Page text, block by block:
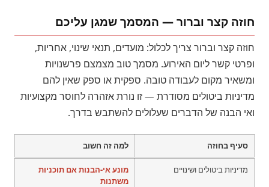
חוזה קצר וברור — המסמך שמגן עליכם
חוזה קצר וברור צריך לכלול: מועדים, תנאי שינוי, אחריות,
ופרטי קשר ליום האירוע. מסמך טוב מצמצם פרשנויות
ומשאיר מקום לעבודה טובה. ספקית או ספק שאין להם
מדיניות ביטולים מסודרת — זו נורת אזהרה לחוסר מקצועיות
ואי הבנה של הדברים שעלולים להשתבש בדרך.
סעיף בחוזה למה זה חשוב
מדיניות ביטולים ושינויים
מונע אי-הבנות אם תוכניות
משתנות